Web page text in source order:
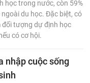
học trong nước, còn 59%
du học. Đặc biệt, có
đối tượng dự định học
có cơ hội.
nhập cuộc sống